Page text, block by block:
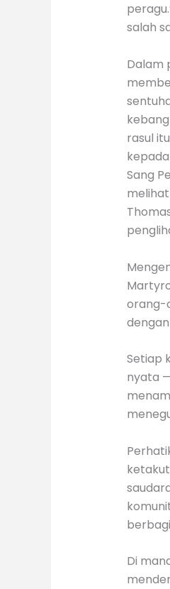
salah
Dalam
rasul
Sang
orang-
Setiap
nyata
Di